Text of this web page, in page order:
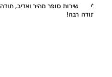
שירות סופר מהיר ואדיב, תודה
רבה!
לי
תודה